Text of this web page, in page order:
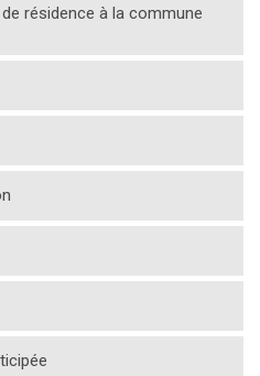
résidence à la commune